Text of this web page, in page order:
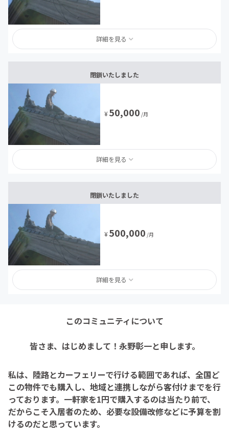
詳細を見る
閉鎖いたしました
¥50,000 /月
詳細を見る
閉鎖いたしました
¥500,000 /月
詳細を見る
このコミュニティについて
皆さま、はじめまして！永野彰一と申します。
私は、陸路とカーフェリーで行ける範囲であれば、全国ど
この物件でも購入し、地域と連携しながら客付けまでを行
っております。一軒家を1円で購入するのは当たり前で、
だからこそ入居者のため、必要な設備改修などに予算を割
けるのだと思っています。